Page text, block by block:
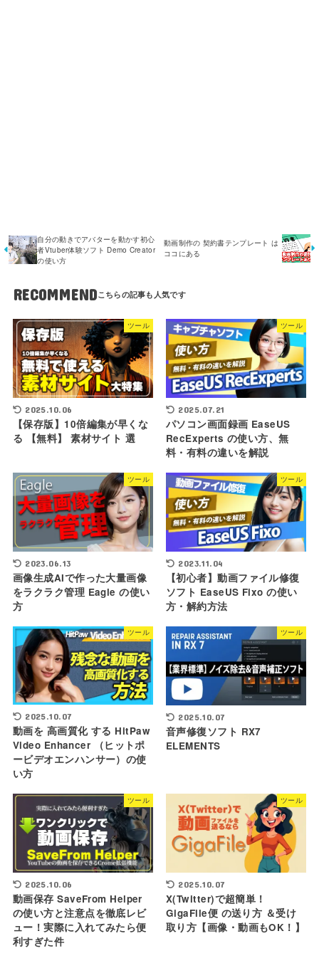
自分の動きでアバターを動かす初心
者Vtuber体験ソフト Demo Creator
の使い方
動画制作の 契約書テンプレート は
ココにある
RECOMMEND
ツール
2025.10.06
【保存版】10倍編集が早くな
る 【無料】 素材サイト 選
ツール
2025.07.21
パソコン画面録画 EaseUS
RecExperts の使い方、無
料・有料の違いを解説
ツール
2023.06.13
画像生成AIで作った大量画像
をラクラク管理 Eagle の使い
方
ツール
2023.11.04
【初心者】動画ファイル修復
ソフト EaseUS Fixo の使い
方・解約方法
ツール
2025.10.07
動画を 高画質化 する HitPaw
Video Enhancer （ヒットポ
ービデオエンハンサー）の使
い方
ツール
2025.10.07
音声修復ソフト RX7
ELEMENTS
ツール
2025.10.06
動画保存 SaveFrom Helper
の使い方と注意点を徹底レビ
ュー！実際に入れてみたら便
利すぎた件
ツール
2025.10.07
X(Twitter)で超簡単！
GigaFile便 の送り方 ＆受け
取り方【画像・動画もOK！】